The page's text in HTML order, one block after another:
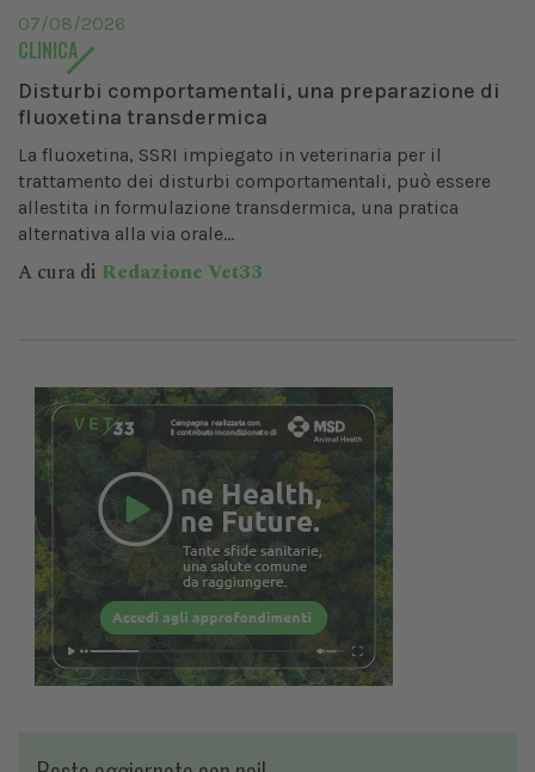
07/08/2026
CLINICA
Disturbi comportamentali, una preparazione di
fluoxetina transdermica
La fluoxetina, SSRI impiegato in veterinaria per il
trattamento dei disturbi comportamentali, può essere
allestita in formulazione transdermica, una pratica
alternativa alla via orale...
A cura di Redazione Vet33